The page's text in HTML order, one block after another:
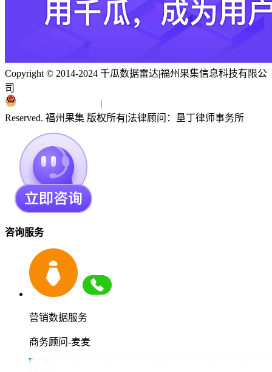
Copyright © 2014-2024 千瓜数据雷达|福州果集信息科技有限公
司
|
Reserved. 福州果集 版权所有|法律顾问：垦丁律师事务所
咨询服务
营销数据服务
商务顾问-麦麦